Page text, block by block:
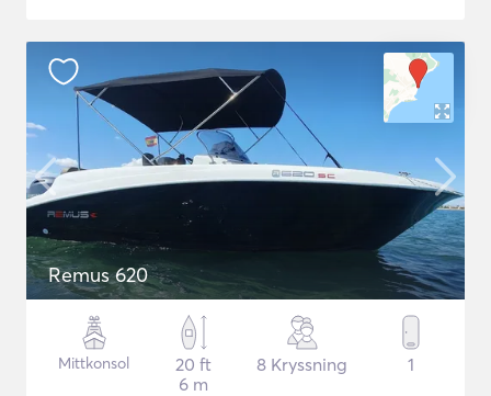
Remus 620
Mittkonsol
20 ft
6 m
8 Kryssning 1